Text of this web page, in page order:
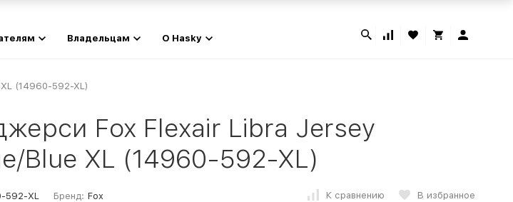
Владельцам О Hasky
(14960-592-XL)
Fox Flexair Libra Jersey
Blue XL (14960-592-XL)
592-XL Бренд: Fox К сравнению В избранное